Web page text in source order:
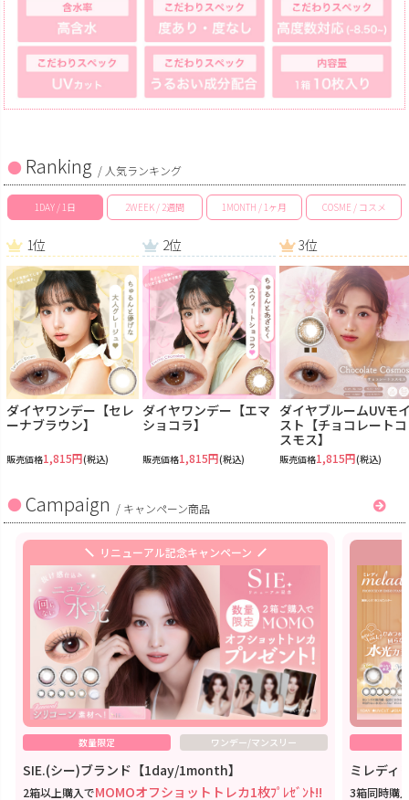
Ranking / 人気ランキング
1DAY / 1日 2WEEK / 2週間 1MONTH / 1ヶ月 COSME / コスメ
1位
ダイヤワンデー【セレ
ーナブラウン】
販売価格1,815円(税込)
2位
ダイヤワンデー【エマ
ショコラ】
販売価格1,815円(税込)
3位
ダイヤブルームUVモ
スト【チョコレートコ
スモス】
販売価格1,815円(税込)
Campaign / キャンペーン商品
リニューアル記念キャンペーン
数量限定 ワンデー/マンスリー
SIE.(シー)ブランド【1day/1month】
2箱以上購入でMOMOオフショットトレカ1枚ﾌﾟﾚｾﾞﾝﾄ!!
ミレディ
3箱同時購